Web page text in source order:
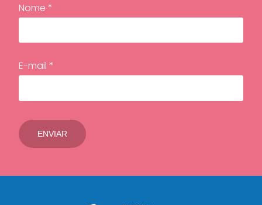
Nome *
E-mail *